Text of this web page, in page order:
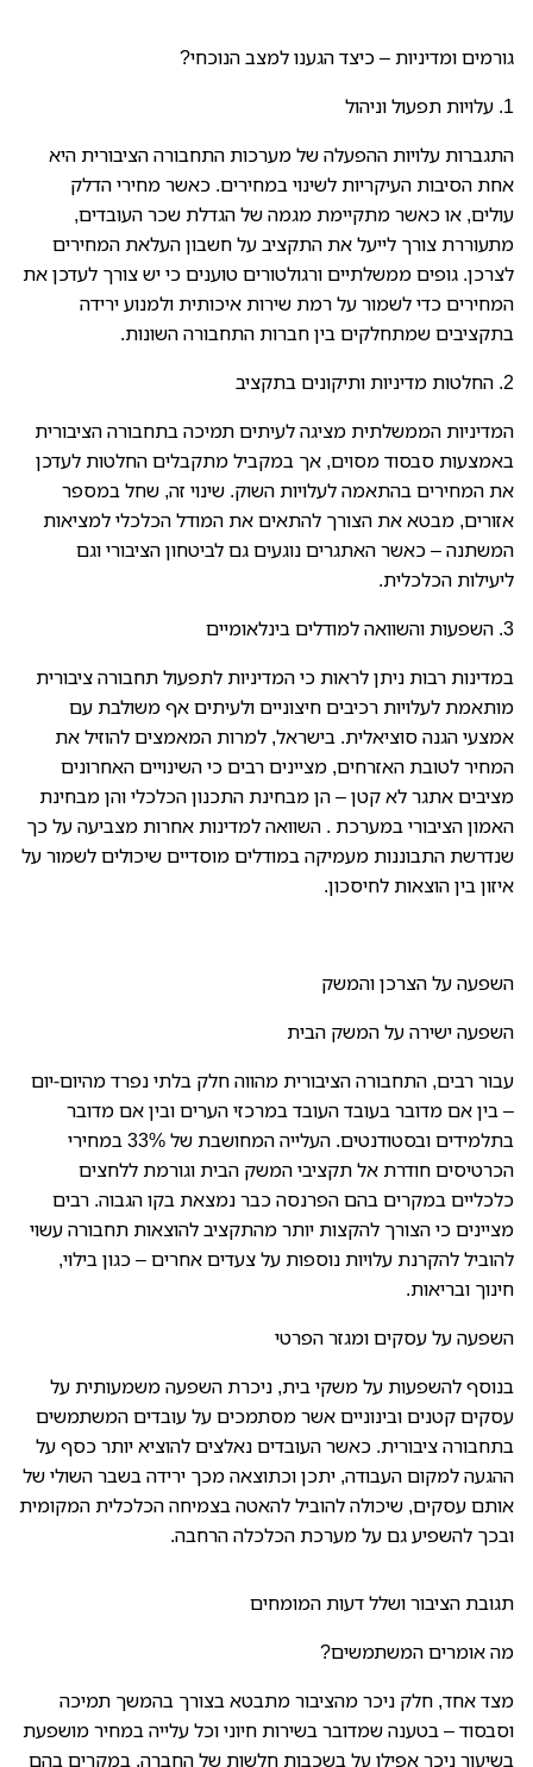
גורמים ומדיניות – כיצד הגענו למצב הנוכחי?
1. עלויות תפעול וניהול
התגברות עלויות ההפעלה של מערכות התחבורה הציבורית היא
אחת הסיבות העיקריות לשינוי במחירים. כאשר מחירי הדלק
עולים, או כאשר מתקיימת מגמה של הגדלת שכר העובדים,
מתעוררת צורך לייעל את התקציב על חשבון העלאת המחירים
לצרכן. גופים ממשלתיים ורגולטורים טוענים כי יש צורך לעדכן את
המחירים כדי לשמור על רמת שירות איכותית ולמנוע ירידה
בתקציבים שמתחלקים בין חברות התחבורה השונות.
2. החלטות מדיניות ותיקונים בתקציב
המדיניות הממשלתית מציגה לעיתים תמיכה בתחבורה הציבורית
באמצעות סבסוד מסוים, אך במקביל מתקבלים החלטות לעדכן
את המחירים בהתאמה לעלויות השוק. שינוי זה, שחל במספר
אזורים, מבטא את הצורך להתאים את המודל הכלכלי למציאות
המשתנה – כאשר האתגרים נוגעים גם לביטחון הציבורי וגם
ליעילות הכלכלית.
3. השפעות והשוואה למודלים בינלאומיים
במדינות רבות ניתן לראות כי המדיניות לתפעול תחבורה ציבורית
מותאמת לעלויות רכיבים חיצוניים ולעיתים אף משולבת עם
אמצעי הגנה סוציאלית. בישראל, למרות המאמצים להוזיל את
המחיר לטובת האזרחים, מציינים רבים כי השינויים האחרונים
מציבים אתגר לא קטן – הן מבחינת התכנון הכלכלי והן מבחינת
האמון הציבורי במערכת . השוואה למדינות אחרות מצביעה על כך
שנדרשת התבוננות מעמיקה במודלים מוסדיים שיכולים לשמור על
איזון בין הוצאות לחיסכון.
השפעה על הצרכן והמשק
השפעה ישירה על המשק הבית
עבור רבים, התחבורה הציבורית מהווה חלק בלתי נפרד מהיום-יום
– בין אם מדובר בעובד העובד במרכזי הערים ובין אם מדובר
בתלמידים ובסטודנטים. העלייה המחושבת של 33% במחירי
הכרטיסים חודרת אל תקציבי המשק הבית וגורמת ללחצים
כלכליים במקרים בהם הפרנסה כבר נמצאת בקו הגבוה. רבים
מציינים כי הצורך להקצות יותר מהתקציב להוצאות תחבורה עשוי
להוביל להקרנת עלויות נוספות על צעדים אחרים – כגון בילוי,
חינוך ובריאות.
השפעה על עסקים ומגזר הפרטי
בנוסף להשפעות על משקי בית, ניכרת השפעה משמעותית על
עסקים קטנים ובינוניים אשר מסתמכים על עובדים המשתמשים
בתחבורה ציבורית. כאשר העובדים נאלצים להוציא יותר כסף על
ההגעה למקום העבודה, יתכן וכתוצאה מכך ירידה בשבר השולי של
אותם עסקים, שיכולה להוביל להאטה בצמיחה הכלכלית המקומית
ובכך להשפיע גם על מערכת הכלכלה הרחבה.
תגובת הציבור ושלל דעות המומחים
מה אומרים המשתמשים?
מצד אחד, חלק ניכר מהציבור מתבטא בצורך בהמשך תמיכה
וסבסוד – בטענה שמדובר בשירות חיוני וכל עלייה במחיר מושפעת
בשיעור ניכר אפילו על בשכבות חלשות של החברה. במקרים בהם